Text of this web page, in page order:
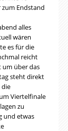
zum Endstand
alles
wären
es für die
reicht
um über das
steht direkt
Viertelfinale
zu
und etwas